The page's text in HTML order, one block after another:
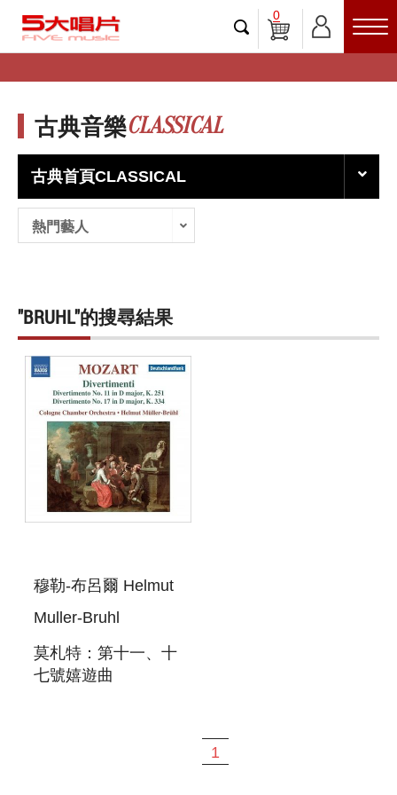
0
古典音樂CLASSICAL
古典首頁CLASSICAL
熱門藝人
"BRUHL"的搜尋結果
穆勒-布呂爾 Helmut
Muller-Bruhl
莫札特：第十一、十
七號嬉遊曲
1